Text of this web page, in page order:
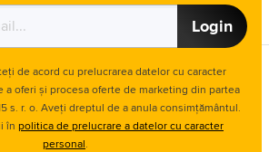
Login
de acord cu prelucrarea datelor cu caracter
a oferi și procesa oferte de marketing din partea
s. r. o. Aveți dreptul de a anula consimțământul.
în politica de prelucrare a datelor cu caracter
personal.